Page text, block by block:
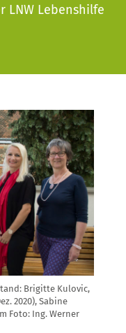
LNW Lebenshilfe
Brigitte Kulovic,
2020), Sabine
Foto: Ing. Werner